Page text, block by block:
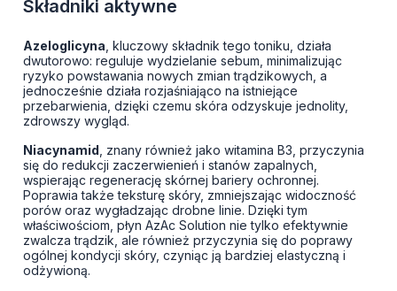
Składniki aktywne
Azeloglicyna , kluczowy składnik tego toniku, działa
dwutorowo: reguluje wydzielanie sebum, minimalizując
ryzyko powstawania nowych zmian trądzikowych, a
jednocześnie działa rozjaśniająco na istniejące
przebarwienia, dzięki czemu skóra odzyskuje jednolity,
zdrowszy wygląd.
Niacynamid , znany również jako witamina B3, przyczynia
się do redukcji zaczerwienień i stanów zapalnych,
wspierając regenerację skórnej bariery ochronnej.
Poprawia także teksturę skóry, zmniejszając widoczność
porów oraz wygładzając drobne linie. Dzięki tym
właściwościom, płyn AzAc Solution nie tylko efektywnie
zwalcza trądzik, ale również przyczynia się do poprawy
ogólnej kondycji skóry, czyniąc ją bardziej elastyczną i
odżywioną.